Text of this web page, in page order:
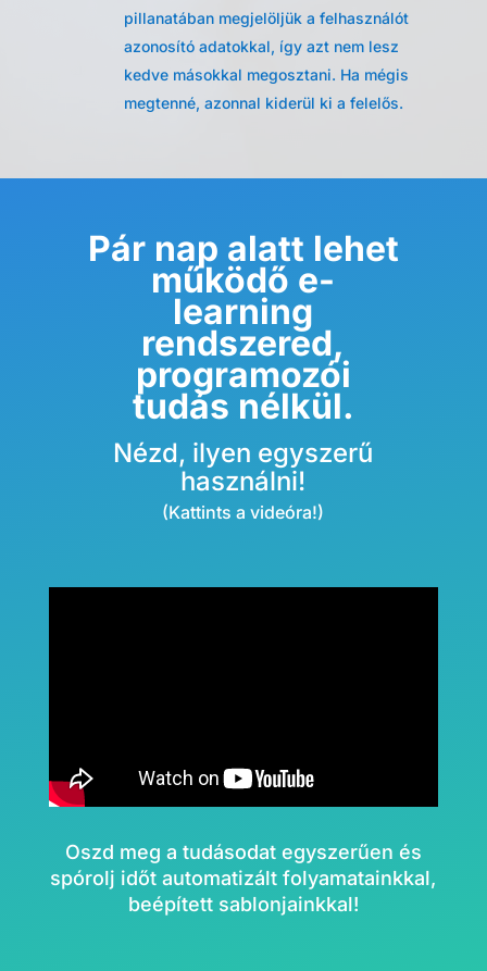
pillanatában megjelöljük a felhasználót
azonosító adatokkal, így azt nem lesz
kedve másokkal megosztani. Ha mégis
megtenné, azonnal kiderül ki a felelős.
Pár nap alatt lehet
működő e-
learning
rendszered,
programozói
tudás nélkül.
Nézd, ilyen egyszerű
használni!
(Kattints a videóra!)
Oszd meg a tudásodat egyszerűen és
spórolj időt automatizált folyamatainkkal,
beépített sablonjainkkal!